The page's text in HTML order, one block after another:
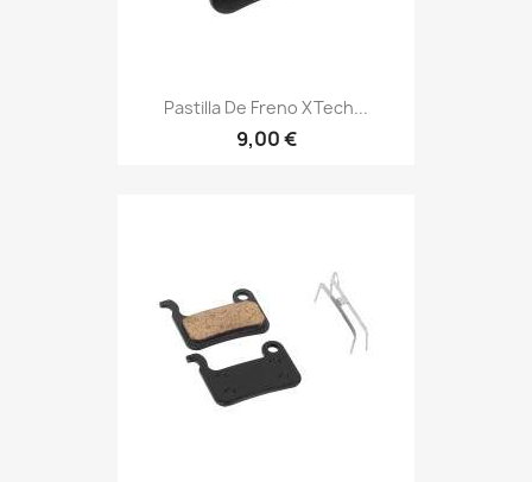
Pastilla De Freno XTech...
9,00 €